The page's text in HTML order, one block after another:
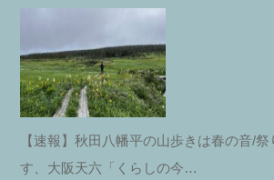
【速報】秋田八幡平の山歩きは春の音/
す、大阪天六「くらしの今…